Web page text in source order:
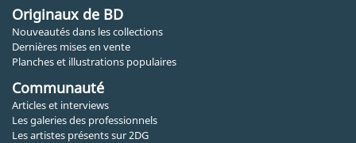
Originaux de BD
Nouveautés dans les collections
Dernières mises en vente
Planches et illustrations populaires
Communauté
Articles et interviews
Les galeries des professionnels
Les artistes présents sur 2DG